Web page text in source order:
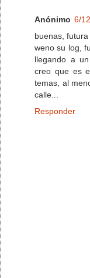
Anónimo 6/
buenas,
weno su log,
llegando a
creo que es
temas, al
calle...
Responder